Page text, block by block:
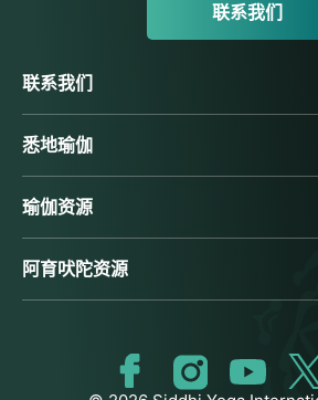
联系我们
联系我们
悉地瑜伽
瑜伽资源
阿育吠陀资源